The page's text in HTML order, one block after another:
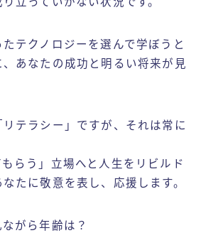
テクノロジーを選んで学ぼうと
あなたの成功と明るい将来が見
テラシー」ですが、それは常に
らう」立場へと人生をリビルド
たに敬意を表し、応援します。
がら年齢は？